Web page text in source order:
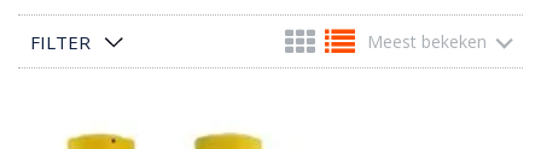
FILTER Meest bekeken